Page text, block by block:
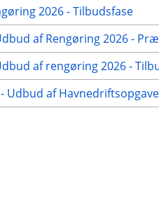
2026 - Tilbudsfase
af Rengøring 2026 -
af rengøring 2026 -
Udbud af